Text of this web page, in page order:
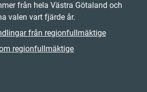
från hela Västra Götaland och
valen vart fjärde år.
från regionfullmäktige
regionfullmäktige